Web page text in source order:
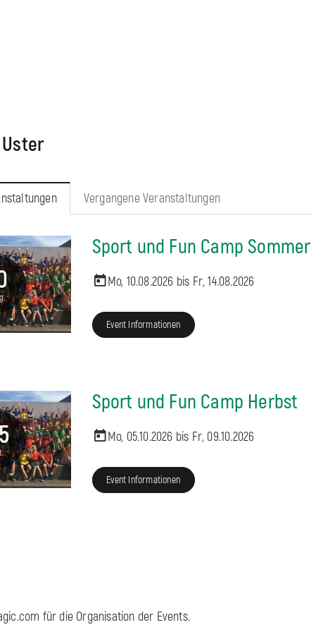
Vergangene Veranstaltungen
Sport und Fun Camp Sommer
Mo, 10.08.2026 bis Fr, 14.08.2026
Event Informationen
Sport und Fun Camp Herbst
Mo, 05.10.2026 bis Fr, 09.10.2026
Event Informationen
für die Organisation der Events.